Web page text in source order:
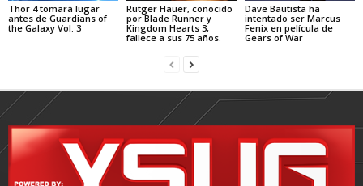
Thor 4 tomará lugar
antes de Guardians of
the Galaxy Vol. 3
Rutger Hauer, conocido
por Blade Runner y
Kingdom Hearts 3,
fallece a sus 75 años.
Dave Bautista ha
intentado ser Marcus
Fenix en película de
Gears of War